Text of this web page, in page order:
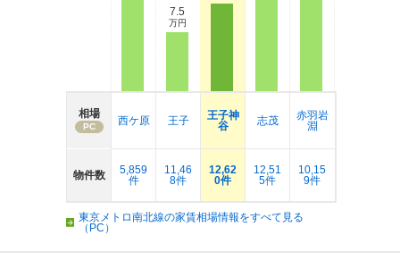
相場
PC
物件数
西ケ原
5,859
件
7.5
万円
王子
11,46
8件
王子神
谷
12,62
0件
志茂
12,51
5件
赤羽岩
淵
10,15
9件
東京メトロ南北線の家賃相場情報をすべて見る
（PC）